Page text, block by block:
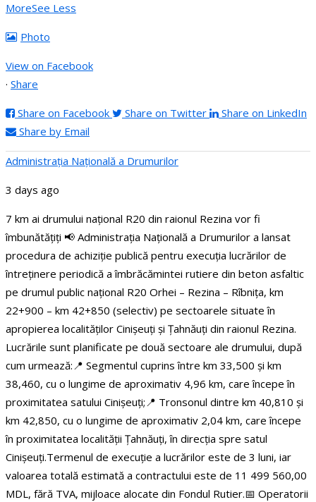
MoreSee Less
Photo
View on Facebook
· Share
Share on Facebook Share on Twitter
Share on LinkedIn
Share by Email
Administraţia Națională a Drumurilor
3 days ago
7 km ai drumului național R20 din raionul Rezina vor fi
îmbunătățiți 📢 Administrația Națională a Drumurilor a lansat
procedura de achiziție publică pentru execuția lucrărilor de
întreținere periodică a îmbrăcămintei rutiere din beton asfaltic
pe drumul public național R20 Orhei – Rezina – Rîbnița, km
22+900 – km 42+850 (selectiv) pe sectoarele situate în
apropierea localităților Cinișeuți și Țahnăuți din raionul Rezina.
Lucrările sunt planificate pe două sectoare ale drumului, după
cum urmează:📍 Segmentul cuprins între km 33,500 și km
38,460, cu o lungime de aproximativ 4,96 km, care începe în
proximitatea satului Cinișeuți;📍 Tronsonul dintre km 40,810 și
km 42,850, cu o lungime de aproximativ 2,04 km, care începe
în proximitatea localității Țahnăuți, în direcția spre satul
Cinișeuți.Termenul de execuție a lucrărilor este de 3 luni, iar
valoarea totală estimată a contractului este de 11 499 560,00
MDL, fără TVA, mijloace alocate din Fondul Rutier.📅 Operatorii